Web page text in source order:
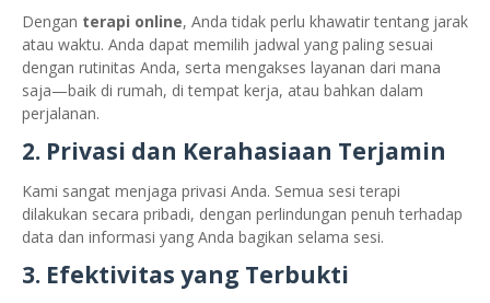
Dengan terapi online, Anda tidak perlu khawatir tentang jarak
atau waktu. Anda dapat memilih jadwal yang paling sesuai
dengan rutinitas Anda, serta mengakses layanan dari mana
saja—baik di rumah, di tempat kerja, atau bahkan dalam
perjalanan.
2. Privasi dan Kerahasiaan Terjamin
Kami sangat menjaga privasi Anda. Semua sesi terapi
dilakukan secara pribadi, dengan perlindungan penuh terhadap
data dan informasi yang Anda bagikan selama sesi.
3. Efektivitas yang Terbukti